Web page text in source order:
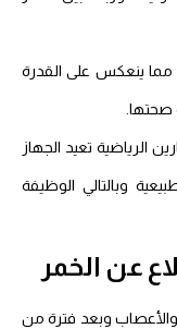
مما ينعكس على القدرة
صحتها.
الرياضية تعيد الجهاز
وبالتالي الوظيفة
عن الخمر
وبعد فترة من